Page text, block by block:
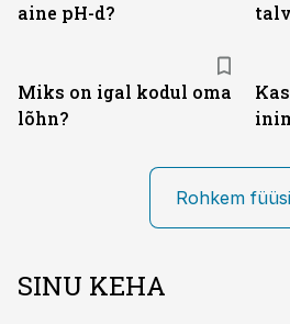
aine pH-d?
Miks on igal kodul oma
lõhn?
Rohkem
SINU KEHA